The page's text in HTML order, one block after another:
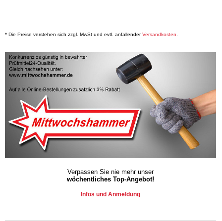
* Die Preise verstehen sich zzgl. MwSt und evtl. anfallenderVersandkosten.
Verpassen Sie nie mehr unser
wöchentliches Top-Angebot!
Infos und Anmeldung